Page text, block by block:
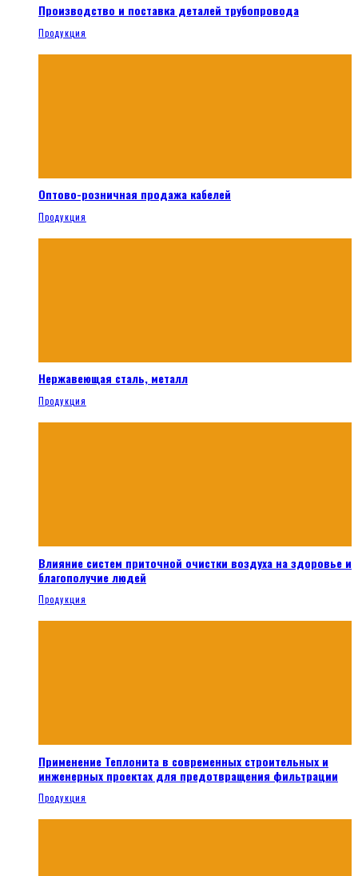
Производство и поставка деталей трубопровода
Продукция
Оптово-розничная продажа кабелей
Продукция
Нержавеющая сталь, металл
Продукция
Влияние систем приточной очистки воздуха на здоровье и
благополучие людей
Продукция
Применение Теплонита в современных строительных и
инженерных проектах для предотвращения фильтрации
Продукция